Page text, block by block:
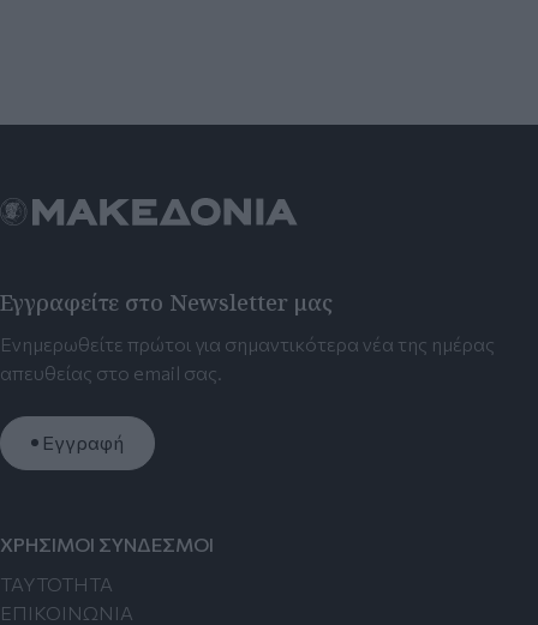
Εγγραφείτε στο Newsletter μας
Ενημερωθείτε πρώτοι για σημαντικότερα νέα της ημέρας
απευθείας στο email σας.
Εγγραφή
ΧΡΗΣΙΜΟΙ ΣΥΝΔΕΣΜΟΙ
TAYTOTHTA
ΕΠΙΚΟΙΝΩΝΙΑ